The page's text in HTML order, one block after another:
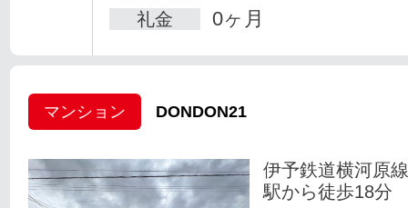
礼金 0ヶ月
マンション DONDON21
伊予鉄道横河原
駅から徒歩18分